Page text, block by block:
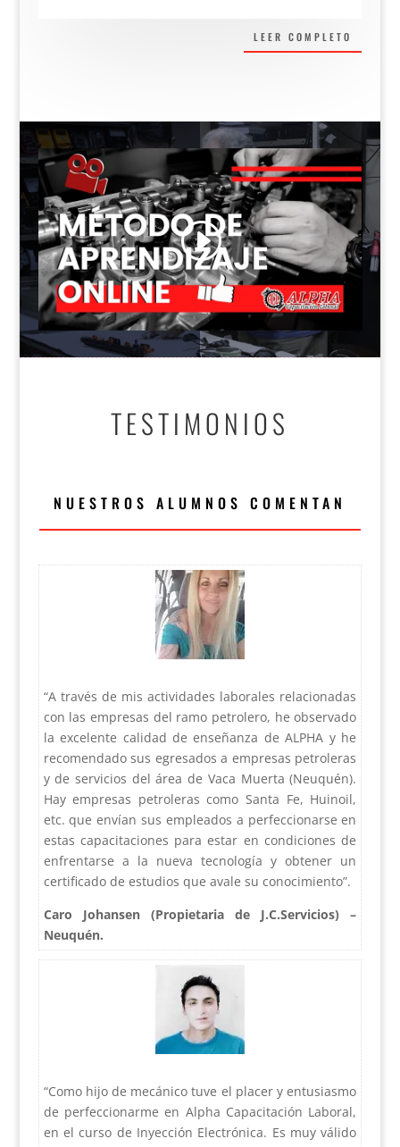
LEER COMPLETO
TESTIMONIOS
NUESTROS ALUMNOS COMENTAN
“A través de mis actividades laborales relacionadas
con las empresas del ramo petrolero, he observado
la excelente calidad de enseñanza de ALPHA y he
recomendado sus egresados a empresas petroleras
y de servicios del área de Vaca Muerta (Neuquén).
Hay empresas petroleras como Santa Fe, Huinoil,
etc. que envían sus empleados a perfeccionarse en
estas capacitaciones para estar en condiciones de
enfrentarse a la nueva tecnología y obtener un
certificado de estudios que avale su conocimiento”.
Caro Johansen (Propietaria de J.C.Servicios) –
Neuquén.
“Como hijo de mecánico tuve el placer y entusiasmo
de perfeccionarme en Alpha Capacitación Laboral,
en el curso de Inyección Electrónica. Es muy válido